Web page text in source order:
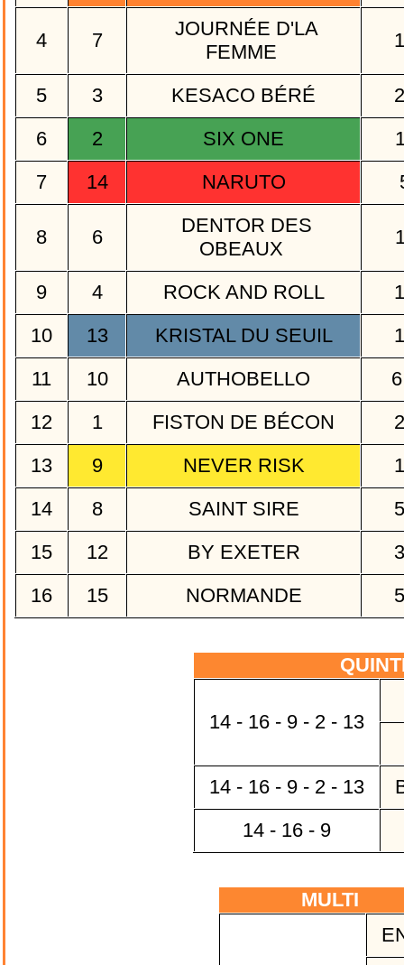
4 7
JOURNÉE D'LA
FEMME
5 3 KESACO BÉRÉ
6
2 SIX ONE
7
14 NARUTO
8 6
DENTOR DES
OBEAUX
9 4 ROCK AND ROLL
10
13 KRISTAL DU SEUIL
11
10 AUTHOBELLO
12
1 FISTON DE BÉCON
13
9 NEVER RISK
14
8 SAINT SIRE
15
12 BY EXETER
16
15 NORMANDE
14 - 16 - 9 - 2 - 13
14 - 16 - 9 - 2 - 13
14 - 16 - 9
MULTI